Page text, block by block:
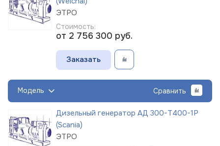
ЭТРО
Стоимость:
от 2 756 300 руб.
Заказать
Модель Сравнить
Дизельный генератор АД 300-Т400-1Р
(Scania)
ЭТРО